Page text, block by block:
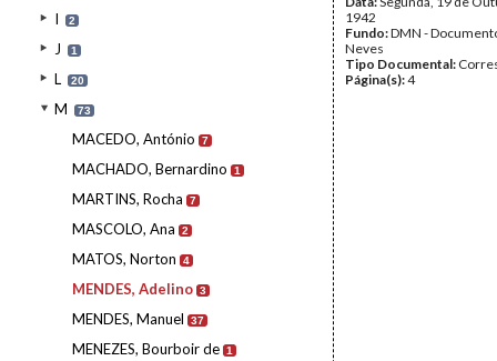
I 2
J 1
L 20
M 73
MACEDO, António 7
MACHADO, Bernardino 1
MARTINS, Rocha 7
MASCOLO, Ana 2
MATOS, Norton 4
MENDES, Adelino 3
MENDES, Manuel 37
MENEZES, Bourboir de 1
1942
Fundo:DMN -
Neves
Tipo Documental:
Página(s):4